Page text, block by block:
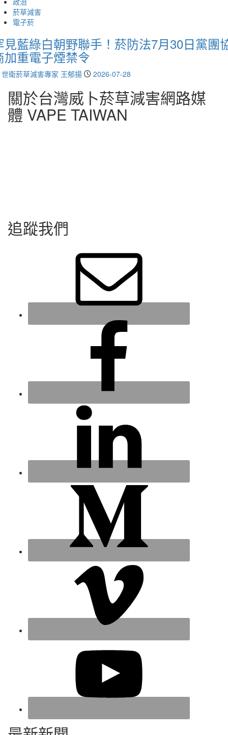
菸草減害
電子菸
見藍綠白朝野聯手！菸防法7月30日黨團
加重電子煙禁令
世衛菸草減害專家 王郁揚 2026-07-28
關於台灣威卜菸草減害網路媒
體 VAPE TAIWAN
追蹤我們